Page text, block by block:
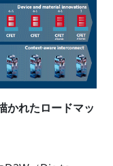
れたロードマッ